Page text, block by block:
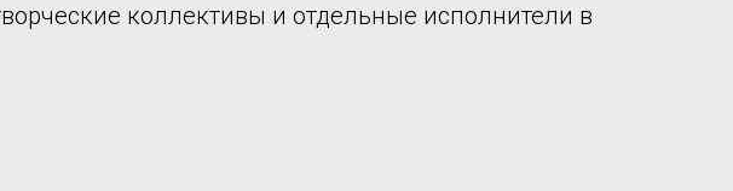
коллективы и отдельные исполнители в